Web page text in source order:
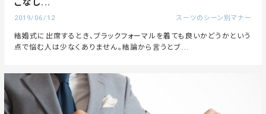
こなし...
2019/06/12 スーツのシーン別マナー
結婚式に出席するとき、ブラックフォーマルを着ても良いかどうかという
点で悩む人は少なくありません。結論から言うとブ...